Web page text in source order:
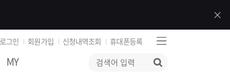
로그인 회원가입 신청내역조회 휴대폰등록
MY
검색